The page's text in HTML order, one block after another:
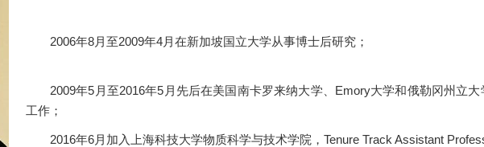
2006年8月至2009年4月在新加坡国立大学从事博
2009年5月至2016年5月先后在美国南卡罗来纳大学、Emory大学和俄勒冈州立大
工作；
2016年6月加入上海科技大学物质科学与技术学院，Tenure Track Assistant